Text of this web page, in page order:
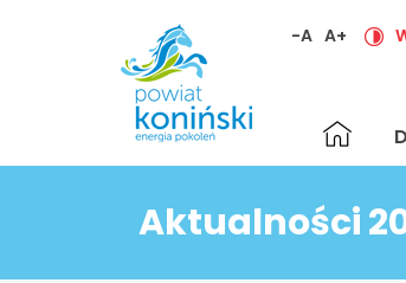
-A A+
główna
Aktualności